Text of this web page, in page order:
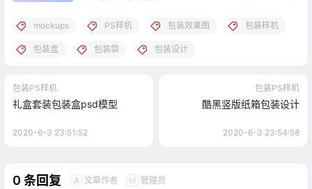
mockups PS样机 包装效果图 包装样机
包装盒 包装袋 包装设计
包装PS样机
礼盒套装包装盒psd模型
2020-6-3 23:51:52
包装PS样机
酷黑竖版纸箱包装设计
2020-6-3 23:54:58
0 条回复 A 文章作者 M 管理员